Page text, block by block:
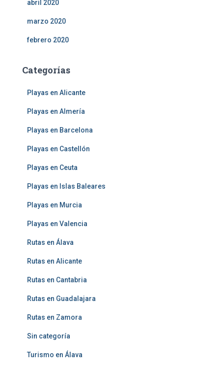
abril 2020
marzo 2020
febrero 2020
Categorías
Playas en Alicante
Playas en Almería
Playas en Barcelona
Playas en Castellón
Playas en Ceuta
Playas en Islas Baleares
Playas en Murcia
Playas en Valencia
Rutas en Álava
Rutas en Alicante
Rutas en Cantabria
Rutas en Guadalajara
Rutas en Zamora
Sin categoría
Turismo en Álava